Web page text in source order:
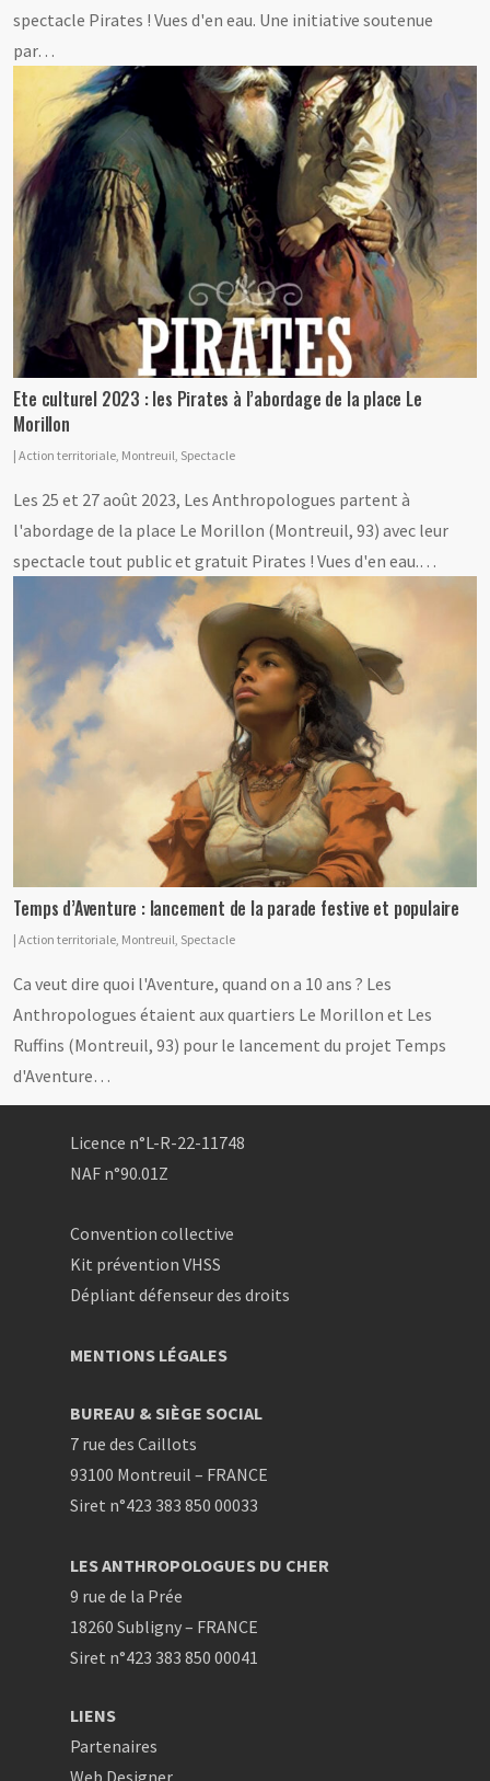
spectacle Pirates ! Vues d'en eau. Une initiative soutenue
par…
Ete culturel 2023 : les Pirates à l’abordage de la place Le
Morillon
|Action territoriale Montreuil Spectacle
Les 25 et 27 août 2023, Les Anthropologues partent à
l'abordage de la place Le Morillon (Montreuil, 93) avec leur
spectacle tout public et gratuit Pirates ! Vues d'en eau.…
Temps d’Aventure : lancement de la parade festive et populaire
|Action territoriale Montreuil Spectacle
Ca veut dire quoi l'Aventure, quand on a 10 ans ? Les
Anthropologues étaient aux quartiers Le Morillon et Les
Ruffins (Montreuil, 93) pour le lancement du projet Temps
d'Aventure…
Licence n°L-R-22-11748
NAF n°90.01Z
Convention collective
Kit prévention VHSS
Dépliant défenseur des droits
MENTIONS LÉGALES
BUREAU & SIÈGE SOCIAL
7 rue des Caillots
93100 Montreuil – FRANCE
Siret n°423 383 850 00033
LES ANTHROPOLOGUES DU CHER
9 rue de la Prée
18260 Subligny – FRANCE
Siret n°423 383 850 00041
LIENS
Partenaires